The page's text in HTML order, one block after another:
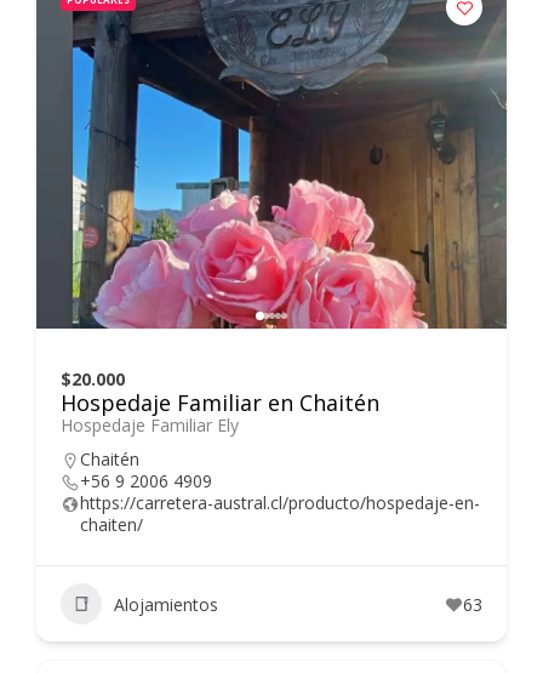
$20.000
Hospedaje Familiar en Chaitén
Hospedaje Familiar Ely
Chaitén
+56 9 2006 4909
https://carretera-austral.cl/producto/hospedaje-en-
chaiten/
Alojamientos 63